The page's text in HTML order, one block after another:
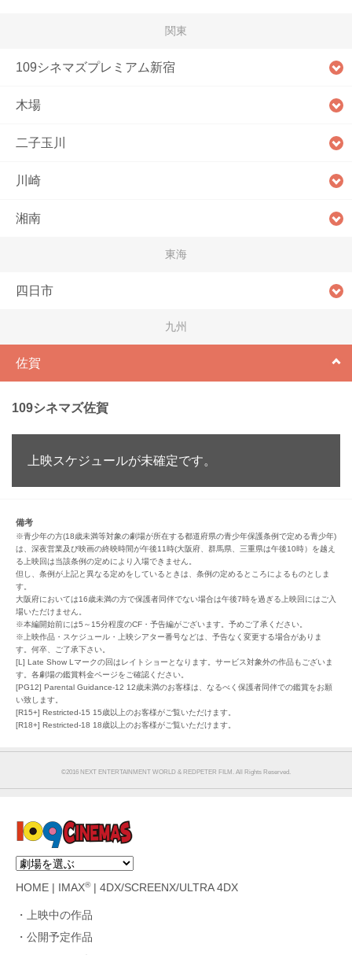
関東
109シネマズプレミアム新宿
木場
二子玉川
川崎
湘南
東海
四日市
九州
佐賀
109シネマズ佐賀
上映スケジュールが未確定です。
備考
※青少年の方(18歳未満等対象の劇場が所在する都道府県の青少年保護条例で定める青少年)
は、深夜営業及び映画の終映時間が午後11時(大阪府、群馬県、三重県は午後10時）を越え
る上映回は当該条例の定めにより入場できません。
但し、条例が上記と異なる定めをしているときは、条例の定めるところによるものとしま
す。
大阪府においては16歳未満の方で保護者同伴でない場合は午後7時を過ぎる上映回にはご入
場いただけません。
※本編開始前には5～15分程度のCF・予告編がございます。予めご了承ください。
※上映作品・スケジュール・上映シアター番号などは、予告なく変更する場合がありま
す。何卒、ご了承下さい。
[L] Late Show Lマークの回はレイトショーとなります。サービス対象外の作品もございま
す。各劇場の鑑賞料金ページをご確認ください。
[PG12] Parental Guidance-12 12歳未満のお客様は、なるべく保護者同伴での鑑賞をお願
い致します。
[R15+] Restricted-15 15歳以上のお客様がご覧いただけます。
[R18+] Restricted-18 18歳以上のお客様がご覧いただけます。
©︎2016 NEXT ENTERTAINMENT WORLD & REDPETER FILM. All Rights Reserved.
HOME IMAX®| 4DX/SCREENX/ULTRA 4DX
上映中の作品
公開予定作品